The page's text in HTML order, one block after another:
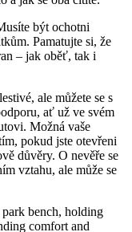
být ochotni
Pamatujte si, že
– jak oběť, tak i
ale můžete se s
ať už ve svém
Možná vaše
pokud jste otevřeni
důvěry. O nevěře se
vztahu, ale může se